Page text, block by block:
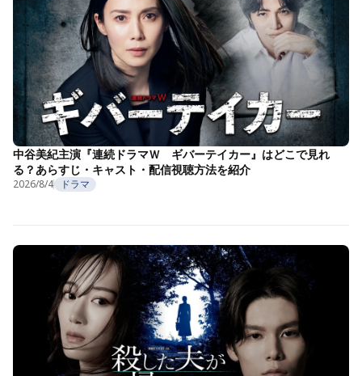
中谷美紀主演『連続ドラマＷ ギバーテイカー』はどこで見れ
る？あらすじ・キャスト・配信視聴方法を紹介
2026/8/4 ドラマ